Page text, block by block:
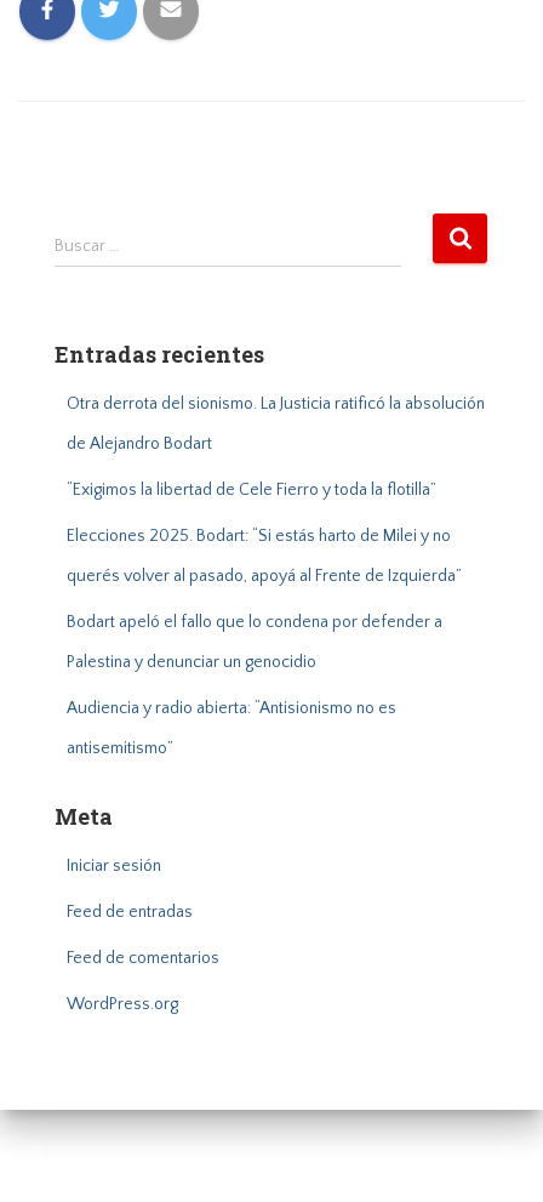
B
r
Buscar …
Entradas recientes
Otra derrota del sionismo. La Justicia ratificó la absolución
de Alejandro Bodart
“Exigimos la libertad de Cele Fierro y toda la flotilla”
Elecciones 2025. Bodart: “Si estás harto de Milei y no
querés volver al pasado, apoyá al Frente de Izquierda”
Bodart apeló el fallo que lo condena por defender a
Palestina y denunciar un genocidio
Audiencia y radio abierta: “Antisionismo no es
antisemitismo”
Meta
Iniciar sesión
Feed de entradas
Feed de comentarios
WordPress.org